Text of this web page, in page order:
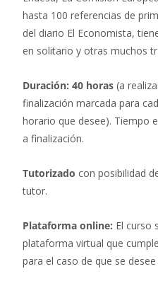
hasta 100 referencias de
del diario El Economista,
en solitario y otras muchos
Duración: 40 horas (a
finalización marcada para
horario que desee). Tiempo
a finalización.
Tutorizado con posibilidad
tutor.
Plataforma online: El curso
plataforma virtual que
para el caso de que se